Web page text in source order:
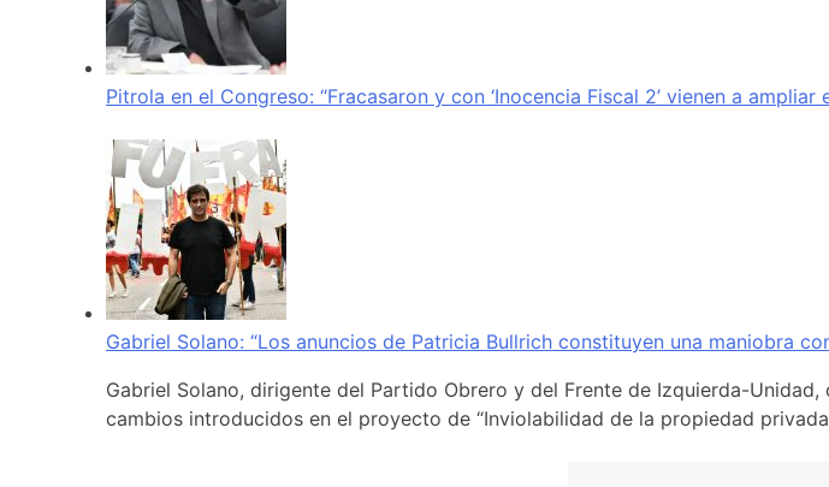
Pitrola en el Congreso: “Fracasaron y con ‘Inocencia Fiscal 2’ vienen a
Gabriel Solano: “Los anuncios de Patricia Bullrich constituyen una maniobra
Gabriel Solano, dirigente del Partido Obrero y del Frente de Izquierda-
cambios introducidos en el proyecto de “Inviolabilidad de la propiedad